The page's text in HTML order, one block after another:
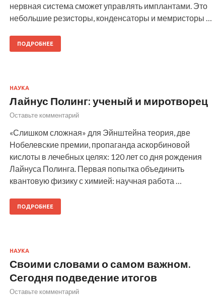
нервная система сможет управлять имплантами. Это
небольшие резисторы, конденсаторы и мемристоры …
ПОДРОБНЕЕ
НАУКА
Лайнус Полинг: ученый и миротворец
Оставьте комментарий
«Слишком сложная» для Эйнштейна теория, две
Нобелевские премии, пропаганда аскорбиновой
кислоты в лечебных целях: 120 лет со дня рождения
Лайнуса Полинга. Первая попытка объединить
квантовую физику с химией: научная работа …
ПОДРОБНЕЕ
НАУКА
Своими словами о самом важном.
Сегодня подведение итогов
Оставьте комментарий